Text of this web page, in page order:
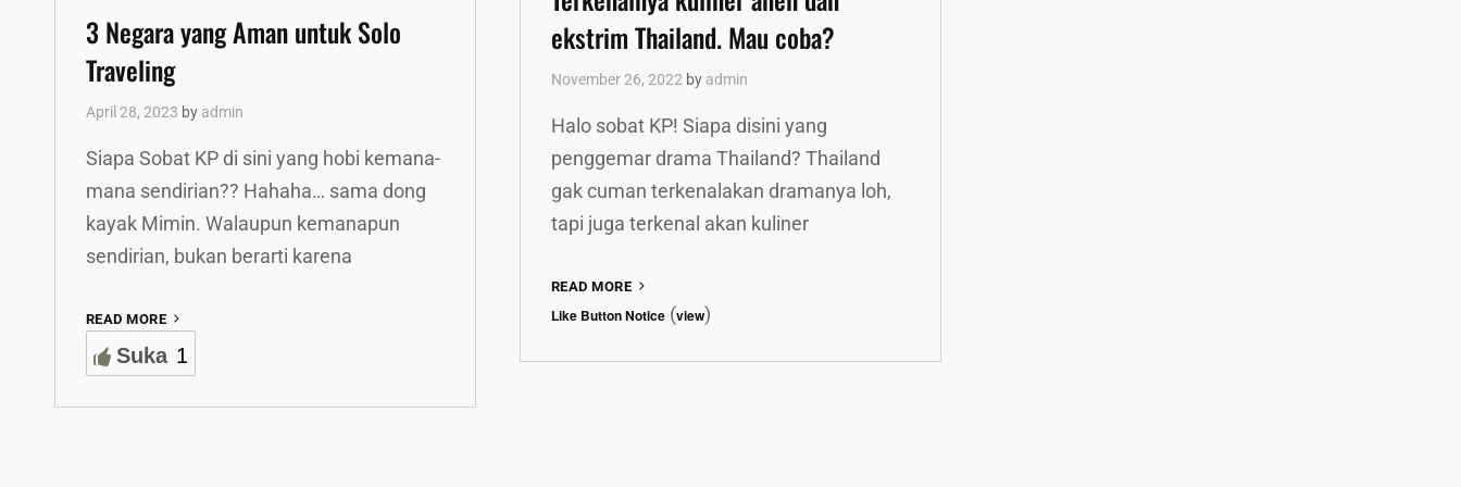
3 Negara yang Aman untuk Solo
Traveling
April 28, 2023 by admin
Siapa Sobat KP di sini yang hobi kemana-
mana sendirian?? Hahaha… sama dong
kayak Mimin. Walaupun kemanapun
sendirian, bukan berarti karena
READ MORE
YANG
UNTUK
Suka 1
ekstrim Thailand. Mau coba?
November 26, 2022 by admin
Halo sobat KP! Siapa disini yang
penggemar drama Thailand? Thailand
gak cuman terkenalakan dramanya loh,
tapi juga terkenal akan kuliner
READ MORE
KULINER
ANEH
Like Button Notice(view)